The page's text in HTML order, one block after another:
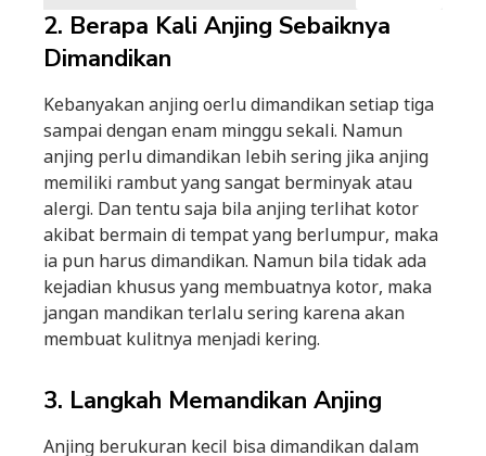
2. Berapa Kali Anjing Sebaiknya
Dimandikan
Kebanyakan anjing oerlu dimandikan setiap tiga
sampai dengan enam minggu sekali. Namun
anjing perlu dimandikan lebih sering jika anjing
memiliki rambut yang sangat berminyak atau
alergi. Dan tentu saja bila anjing terlihat kotor
akibat bermain di tempat yang berlumpur, maka
ia pun harus dimandikan. Namun bila tidak ada
kejadian khusus yang membuatnya kotor, maka
jangan mandikan terlalu sering karena akan
membuat kulitnya menjadi kering.
3. Langkah Memandikan Anjing
Anjing berukuran kecil bisa dimandikan dalam